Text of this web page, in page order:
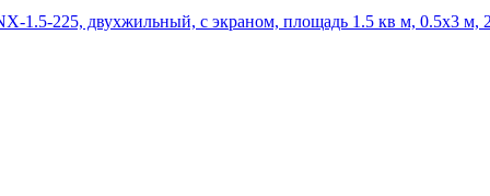
1.5-225, двухжильный, с экраном, площадь 1.5 кв м, 0.5х3